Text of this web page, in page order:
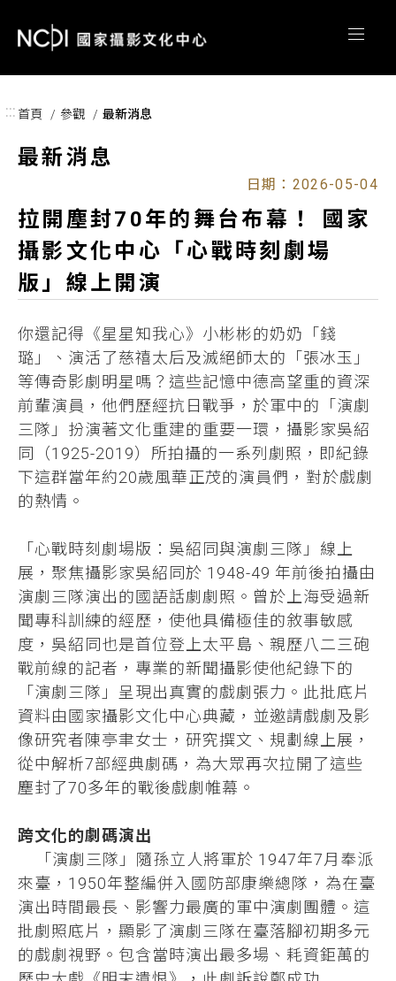
::: 首頁 參觀 最新消息
最新消息
拉開塵封70年的舞台布幕！ 國家
攝影文化中心「心戰時刻劇場
版」線上開演
日期：2026-05-04
你還記得《星星知我心》小彬彬的奶奶「錢
璐」、演活了慈禧太后及滅絕師太的「張冰玉」
等傳奇影劇明星嗎？這些記憶中德高望重的資深
前輩演員，他們歷經抗日戰爭，於軍中的「演劇
三隊」扮演著文化重建的重要一環，攝影家吳紹
同（1925-2019）所拍攝的一系列劇照，即紀錄
下這群當年約20歲風華正茂的演員們，對於戲劇
的熱情。
「心戰時刻劇場版：吳紹同與演劇三隊」線上
展，聚焦攝影家吳紹同於 1948-49 年前後拍攝由
演劇三隊演出的國語話劇劇照。曾於上海受過新
聞專科訓練的經歷，使他具備極佳的敘事敏感
度，吳紹同也是首位登上太平島、親歷八二三砲
戰前線的記者，專業的新聞攝影使他紀錄下的
「演劇三隊」呈現出真實的戲劇張力。此批底片
資料由國家攝影文化中心典藏，並邀請戲劇及影
像研究者陳亭聿女士，研究撰文、規劃線上展，
從中解析7部經典劇碼，為大眾再次拉開了這些
塵封了70多年的戰後戲劇帷幕。
跨文化的劇碼演出
「演劇三隊」隨孫立人將軍於 1947年7月奉派
來臺，1950年整編併入國防部康樂總隊，為在臺
演出時間最長、影響力最廣的軍中演劇團體。這
批劇照底片，顯影了演劇三隊在臺落腳初期多元
的戲劇視野。包含當時演出最多場、耗資鉅萬的